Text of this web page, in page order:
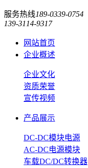
服务热线189-0339-0754
139-3114-9317
网站首页
企业概述
企业文化
资质荣誉
宣传视频
产品展示
DC-DC模块电源
AC-DC电源模块
车载DC/DC转换器